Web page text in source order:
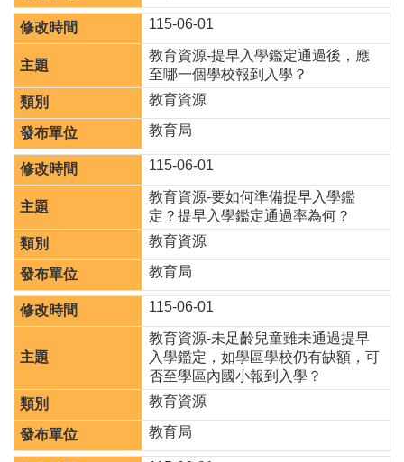
告
業
務
資
訊
便
民
服
務
公
務
專
區
人
事
徵
學
校
專
115-06-01
教育資源-提早入學鑑定通過後，應
至哪一個學校報到入學？
教育資源
教育局
115-06-01
教育資源-要如何準備提早入學鑑
定？提早入學鑑定通過率為何？
教育資源
教育局
115-06-01
教育資源-未足齡兒童雖未通過提早
入學鑑定，如學區學校仍有缺額，可
否至學區內國小報到入學？
教育資源
教育局